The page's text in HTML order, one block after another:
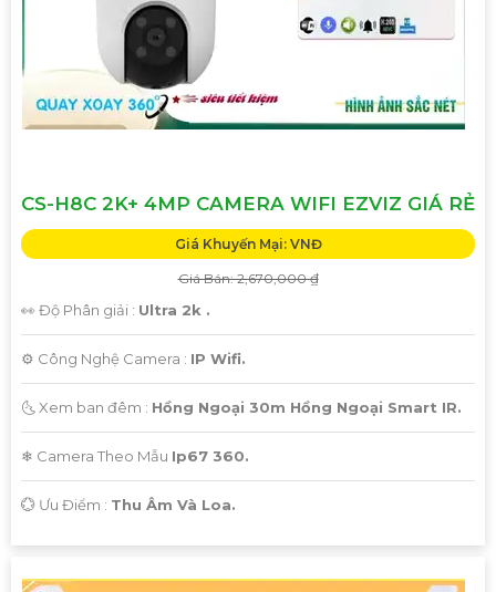
CS-H8C 2K+ 4MP CAMERA WIFI EZVIZ GIÁ RẺ
Giá Khuyến Mại: VNĐ
Giá Bán: 2,670,000 ₫
👀 Độ Phân giải : Ultra 2k .
⚙ Công Nghệ Camera : IP Wifi.
🌜 Xem ban đêm : Hồng Ngoại 30m Hồng Ngoại Smart IR.
❄ Camera Theo Mẫu Ip67 360.
️💮 Ưu Điểm : Thu Âm Và Loa.